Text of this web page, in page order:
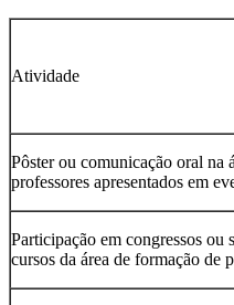
Atividade
Pôster ou comunicação oral na
professores apresentados em
Participação em congressos ou
cursos da área de formação de